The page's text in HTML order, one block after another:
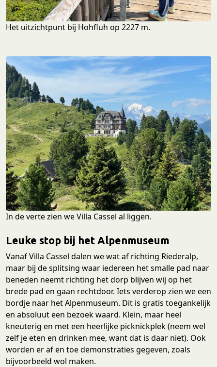
Het uitzichtpunt bij Hohfluh op 2227 m.
In de verte zien we Villa Cassel al liggen.
Leuke stop bij het Alpenmuseum
Vanaf Villa Cassel dalen we wat af richting Riederalp,
maar bij de splitsing waar iedereen het smalle pad naar
beneden neemt richting het dorp blijven wij op het
brede pad en gaan rechtdoor. Iets verderop zien we een
bordje naar het Alpenmuseum. Dit is gratis toegankelijk
en absoluut een bezoek waard. Klein, maar heel
kneuterig en met een heerlijke picknickplek (neem wel
zelf je eten en drinken mee, want dat is daar niet). Ook
worden er af en toe demonstraties gegeven, zoals
bijvoorbeeld wol maken.